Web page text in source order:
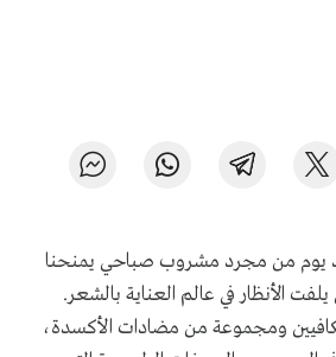
يوم من مجرد مشروب صباحي يمنحنا
الأنظار في عالم العناية بالشعر.
ومجموعة من مضادات الأكسدة،